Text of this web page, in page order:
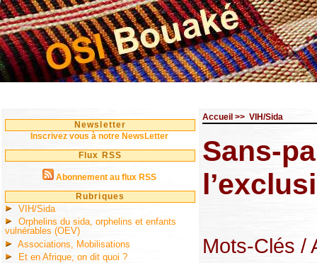
Newsletter
Inscrivez vous à notre NewsLetter
Flux RSS
Abonnement au flux RSS
Rubriques
VIH/Sida
Orphelins du sida, orphelins et enfants
vulnérables (OEV)
Associations, Mobilisations
Et en Afrique, on dit quoi ?
Accueil >> VIH/Sida
Sans-
Mots-Clés /